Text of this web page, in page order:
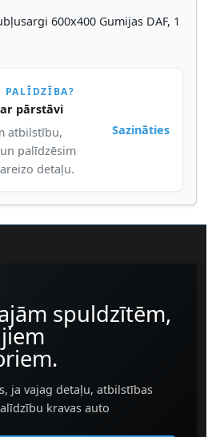
600x400 Gumijas DAF, 1
PALĪDZĪBA?
pārstāvi
atbilstību,
palīdzēsim
detaļu.
Sazināties
spuldzītēm,
ja vajag detaļu, atbilstības
kravas auto